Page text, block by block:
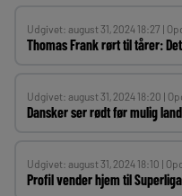
Udgivet: august 31, 2024 18:27 |
Thomas Frank rørt til tårer:
Udgivet: august 31, 2024 18:20 |
Dansker ser rødt før mulig
Udgivet: august 31, 2024 18:10 |
Profil vender hjem til